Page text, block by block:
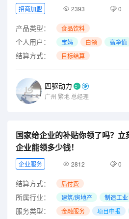
招商加盟 2393 0
产品类型： 食品饮料
个人用户： 宝妈 白领 高净值
结算方式： 目标结算
四驱动力
广州 繁地 总经理
国家给企业的补贴你领了吗？
企业能领多少钱！
企业服务 2812 0
结算方式： 后付费
所属行业： 建筑/房地产 制造工业
服务类型： 金融服务 项目申报